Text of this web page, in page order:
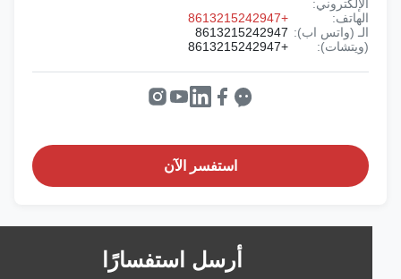
الإلكتروني:
الهاتف:
الـ (واتس اب): 8613215242947
(ويتشات):
استفسر الآن
أرسل استفسارًا